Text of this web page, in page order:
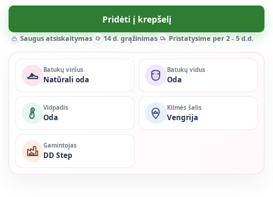
Pridėti į krepšelį
Saugus atsiskaitymas 14 d. grąžinimas Pristatysime per 2 - 5 d.d.
Batukų viršus
Natūrali oda
Batukų vidus
Oda
Vidpadis
Oda
Kilmės šalis
Vengrija
Gamintojas
DD Step